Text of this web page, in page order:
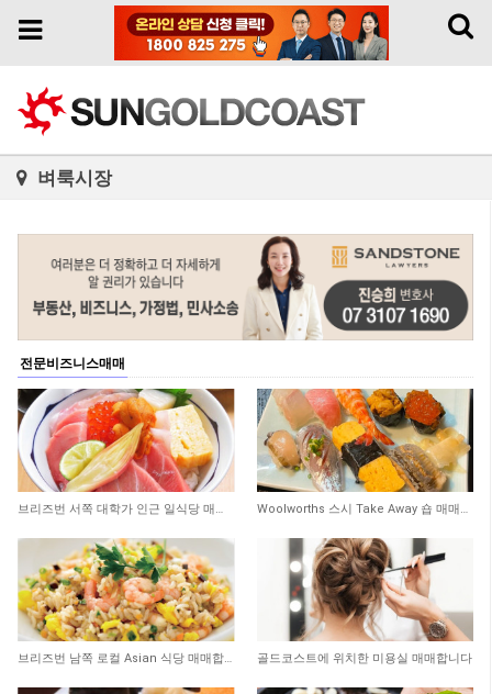
Toggle
Toggle
벼룩시장
전문비즈니스매매
273 302
285 196
골드코스트에 위치한 미용실 매매합니다